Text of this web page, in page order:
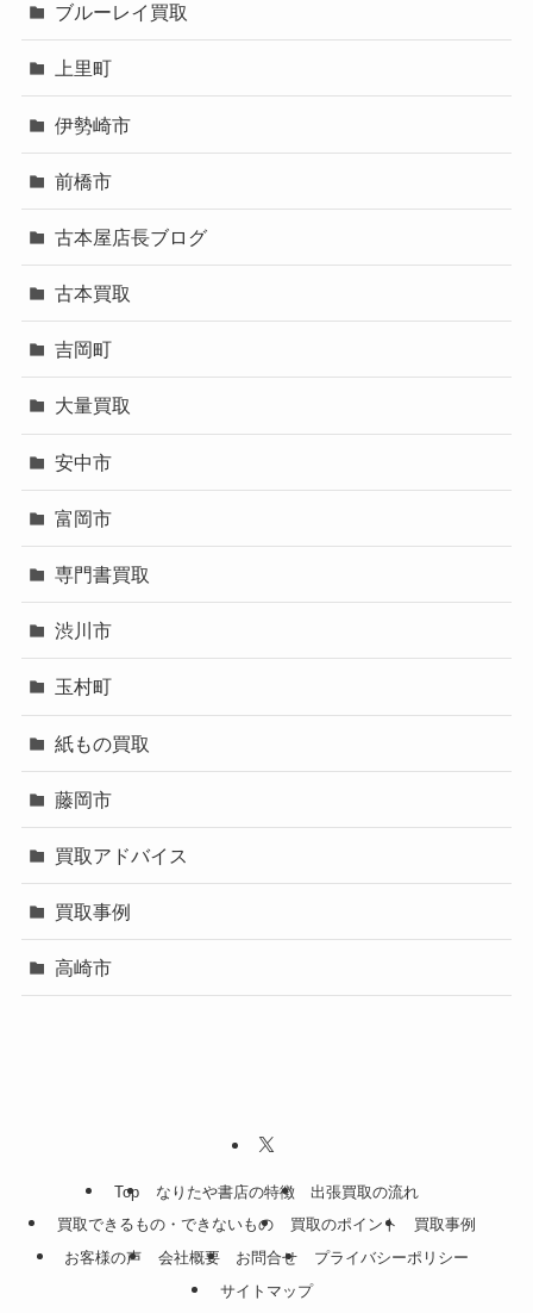
ブルーレイ買取
上里町
伊勢崎市
前橋市
古本屋店長ブログ
古本買取
吉岡町
大量買取
安中市
富岡市
専門書買取
渋川市
玉村町
紙もの買取
藤岡市
買取アドバイス
買取事例
高崎市
Top なりたや書店の特徴
出張買取の流れ
買取できるもの・できないもの
買取のポイント
買取事例
お客様の声
会社概要 お問合せ
プライバシーポリシー
サイトマップ